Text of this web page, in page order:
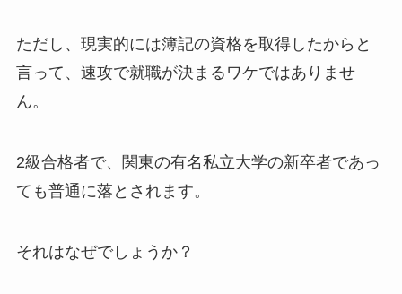
ただし、現実的には簿記の資格を取得したからと
言って、速攻で就職が決まるワケではありませ
ん。
2級合格者で、関東の有名私立大学の新卒者であっ
ても普通に落とされます。
それはなぜでしょうか？